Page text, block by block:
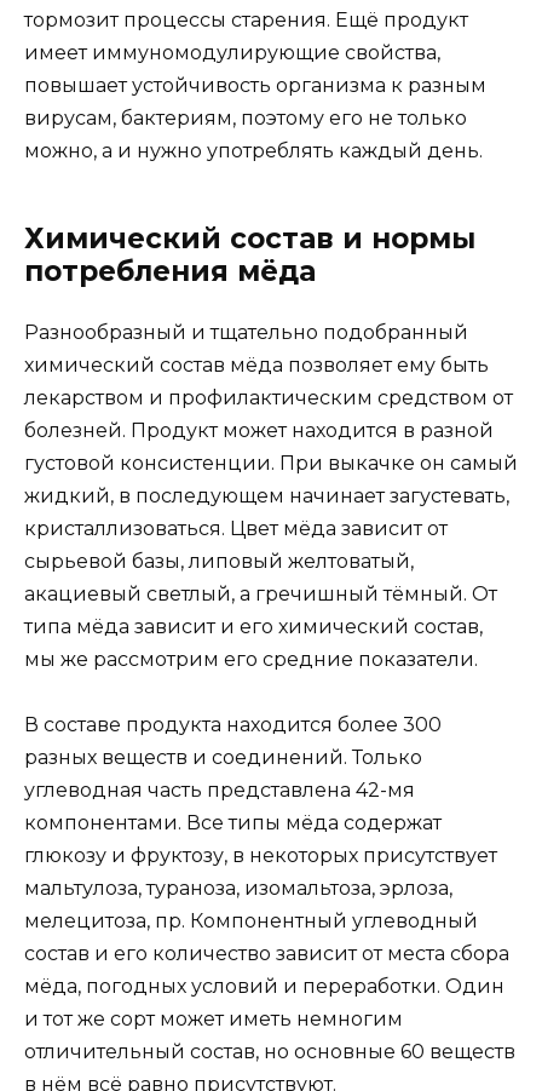
тормозит процессы старения. Ещё продукт
имеет иммуномодулирующие свойства,
повышает устойчивость организма к разным
вирусам, бактериям, поэтому его не только
можно, а и нужно употреблять каждый день.
Химический состав и нормы
потребления мёда
Разнообразный и тщательно подобранный
химический состав мёда позволяет ему быть
лекарством и профилактическим средством от
болезней. Продукт может находится в разной
густовой консистенции. При выкачке он самый
жидкий, в последующем начинает загустевать,
кристаллизоваться. Цвет мёда зависит от
сырьевой базы, липовый желтоватый,
акациевый светлый, а гречишный тёмный. От
типа мёда зависит и его химический состав,
мы же рассмотрим его средние показатели.
В составе продукта находится более 300
разных веществ и соединений. Только
углеводная часть представлена 42-мя
компонентами. Все типы мёда содержат
глюкозу и фруктозу, в некоторых присутствует
мальтулоза, тураноза, изомальтоза, эрлоза,
мелецитоза, пр. Компонентный углеводный
состав и его количество зависит от места сбора
мёда, погодных условий и переработки. Один
и тот же сорт может иметь немногим
отличительный состав, но основные 60 веществ
в нём всё равно присутствуют.